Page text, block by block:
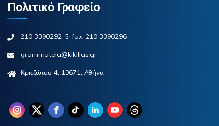
Πολιτικό Γραφείο
210 3390292-5, fax. 210 3390296
grammateia@kikilias.gr
Κριεζώτου 4, 10671, Αθήνα